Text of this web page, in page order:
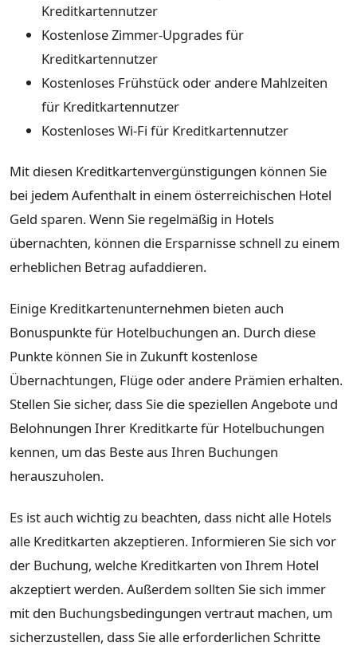
Kreditkartennutzer
Kostenlose Zimmer-Upgrades für
Kreditkartennutzer
Kostenloses Frühstück oder andere Mahlzeiten
für Kreditkartennutzer
Kostenloses Wi-Fi für Kreditkartennutzer
Mit diesen Kreditkartenvergünstigungen können Sie
bei jedem Aufenthalt in einem österreichischen Hotel
Geld sparen. Wenn Sie regelmäßig in Hotels
übernachten, können die Ersparnisse schnell zu einem
erheblichen Betrag aufaddieren.
Einige Kreditkartenunternehmen bieten auch
Bonuspunkte für Hotelbuchungen an. Durch diese
Punkte können Sie in Zukunft kostenlose
Übernachtungen, Flüge oder andere Prämien erhalten.
Stellen Sie sicher, dass Sie die speziellen Angebote und
Belohnungen Ihrer Kreditkarte für Hotelbuchungen
kennen, um das Beste aus Ihren Buchungen
herauszuholen.
Es ist auch wichtig zu beachten, dass nicht alle Hotels
alle Kreditkarten akzeptieren. Informieren Sie sich vor
der Buchung, welche Kreditkarten von Ihrem Hotel
akzeptiert werden. Außerdem sollten Sie sich immer
mit den Buchungsbedingungen vertraut machen, um
sicherzustellen, dass Sie alle erforderlichen Schritte